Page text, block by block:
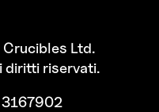
Ltd.
diritti riservati.
3167902